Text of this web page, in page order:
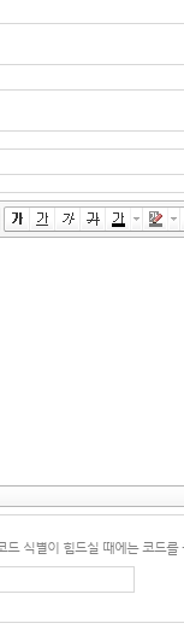
의 항목
담, 서비
이디, 비
쿠키, 접
정보를 다
계약 이
요금 결
드 식별이 힘드실 때에는 코드를